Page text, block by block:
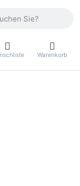
Warenkorb